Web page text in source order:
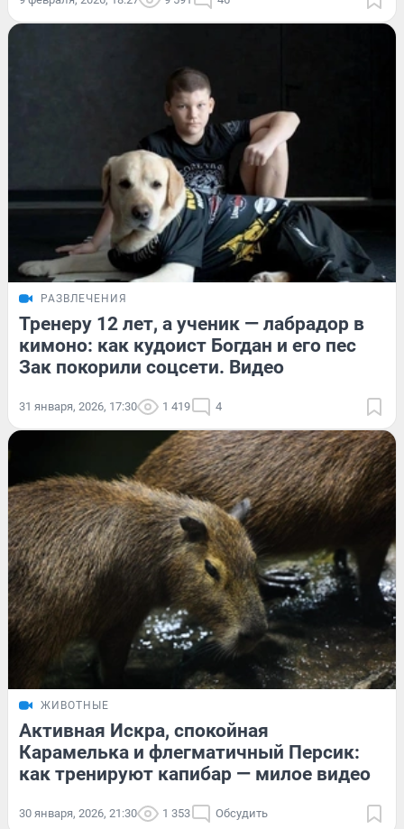
РАЗВЛЕЧЕНИЯ
Тренеру 12 лет, а ученик — лабрадор в
кимоно: как кудоист Богдан и его пес
Зак покорили соцсети. Видео
31 января, 2026, 17:30 1 419 4
ЖИВОТНЫЕ
Активная Искра, спокойная
Карамелька и флегматичный Персик:
как тренируют капибар — милое видео
30 января, 2026, 21:30 1 353 Обсудить